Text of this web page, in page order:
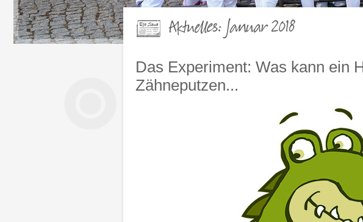
Aktuelles: Januar 2018
Das Experiment: Was kann ein
Zähneputzen...